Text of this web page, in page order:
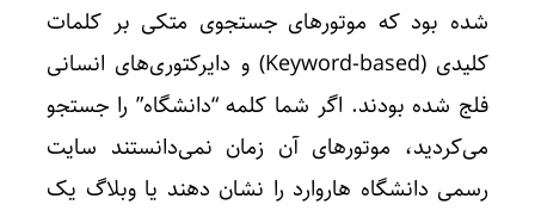
شده بود که موتورهای جستجوی متکی بر کلمات
کلیدی (Keyword-based) و دایرکتوری‌های انسانی
فلج شده بودند. اگر شما کلمه “دانشگاه” را جستجو
می‌کردید، موتورهای آن زمان نمی‌دانستند سایت
رسمی دانشگاه هاروارد را نشان دهند یا وبلاگ یک